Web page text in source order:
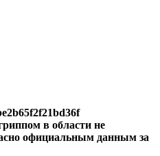
в области не
официальным данным за